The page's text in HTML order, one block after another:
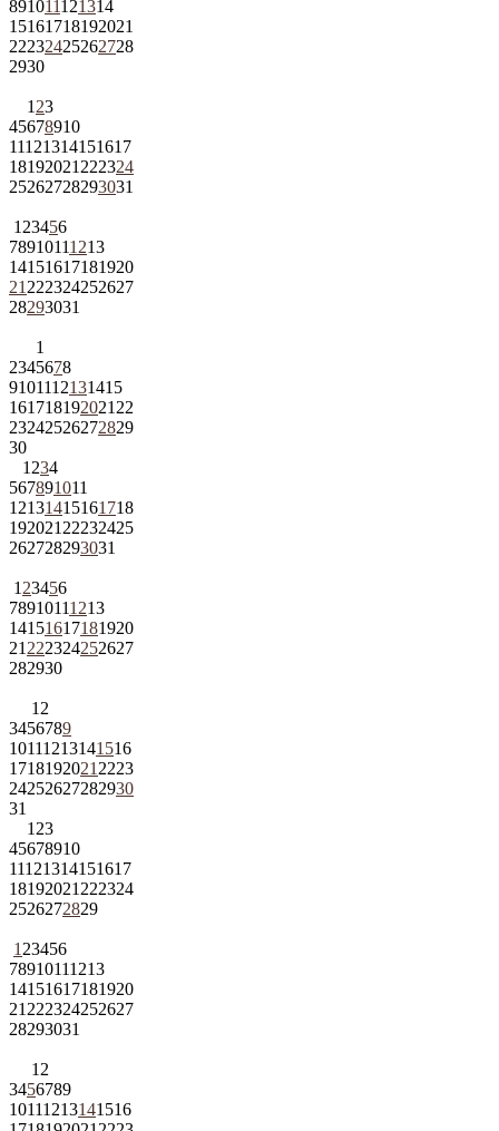
891011121314
15161718192021
22232425262728
2930
1 23
45678910
11121314151617
18192021 222324
25262728293031
1 23456
78910111213
14151617181920
21 222324252627
28293031
1
2345678
9101112131415
161718192021 22
23242526272829
30
1 234
567891011
12131415161718
192021 22232425
262728293031
1 23456
78910111213
14151617181920
21 222324252627
282930
1 2
3456789
10111213141516
1718192021 2223
24252627282930
31
1 23
45678910
11121314151617
18192021 222324
2526272829
1 23456
78910111213
14151617181920
21 222324252627
28293031
1 2
3456789
10111213141516